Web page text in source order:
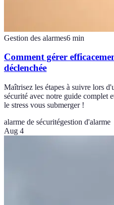
Gestion des alarmes6 min
Comment gérer
déclenchée
Maîtrisez les étapes à suivre lors
sécurité avec notre guide complet
le stress vous submerger !
alarme de sécuritégestion d'alarme
Aug 4